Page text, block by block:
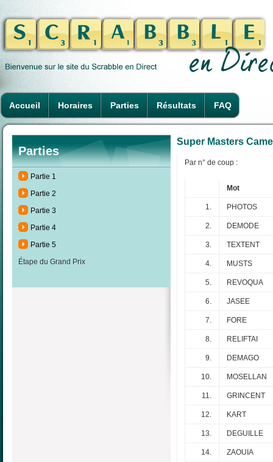
Accueil Horaires Parties Résultats FAQ
Parties
Partie 1
Partie 2
Partie 3
Partie 4
Partie 5
Étape du Grand Prix
Super Masters
Par n° de coup :
Mot
1. PHOTOS
2. DEMODE
3. TEXTENT
4. MUSTS
5. REVOQUA
6. JASEE
7. FORE
8. RELIFTAI
9. DEMAGO
10. MOSELLAN
11. GRINCENT
12. KART
13. DEGUILLE
14. ZAOUIA